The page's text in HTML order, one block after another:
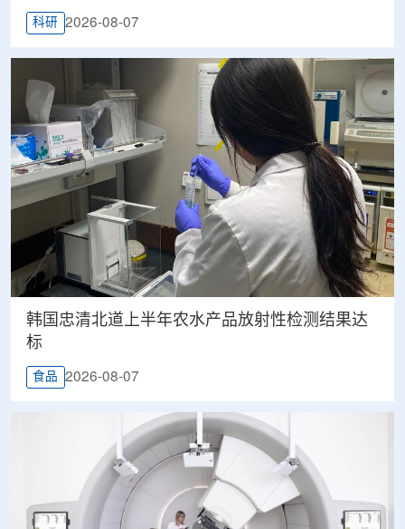
科研 2026-08-07
韩国忠清北道上半年农水产品放射性检测结果达
标
食品 2026-08-07